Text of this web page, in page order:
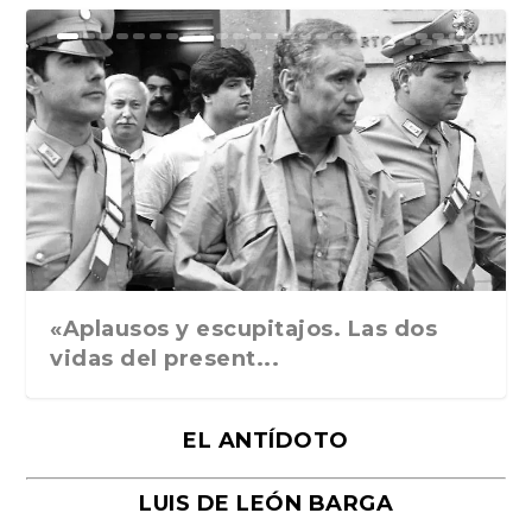
Ground Rules. Alejan...
«Rafael: Poesía subl...
Bienvenidos al circo...
Georges de La Tour. ...
Robert Capa: la hist...
«Aplausos y escupitajos. Las dos
vidas del present...
EL ANTÍDOTO
LUIS DE LEÓN BARGA